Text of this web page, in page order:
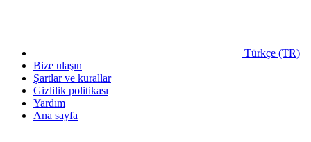
Türkçe (TR)
Bize ulaşın
Şartlar ve kurallar
Gizlilik politikası
Yardım
Ana sayfa